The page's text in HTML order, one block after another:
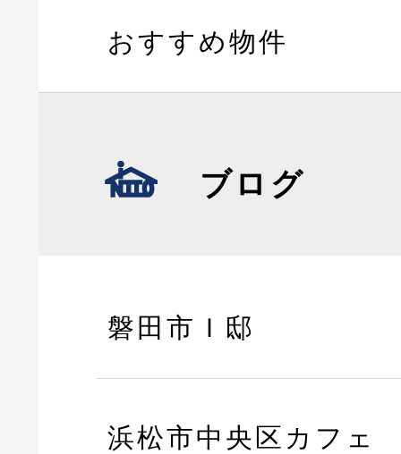
おすすめ物件
ブログ
磐田市Ｉ邸
浜松市中央区カフェ